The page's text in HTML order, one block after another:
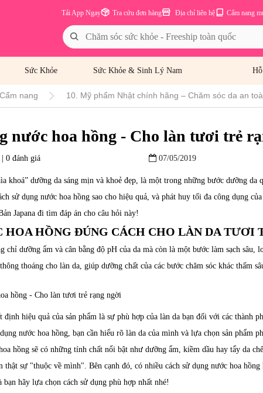
Cẩm nang
Địa chỉ liên hệ
Tra cứu đơn hàng
Tải App Ngay
Sức Khỏe Sức Khỏe & Sinh Lý Nam
Cẩm nang 10. Mỹ phẩm Nhật chính hãng – Chăm sóc da an
nước hoa hồng - Cho làn tươi trẻ
| 0 đánh giá 07/05/2019
khoá” dưỡng da sáng mịn và khoẻ đẹp, là một trong những bước dưỡng da
sử dụng nước hoa hồng sao cho hiệu quả, và phát huy tối đa công dụng
Japana đi tìm đáp án cho câu hỏi này!
HOA HỒNG ĐÚNG CÁCH CHO LÀN DA TƯƠI
chỉ dưỡng ẩm và cân bằng độ pH của da mà còn là một bước làm sạch sâu,
thoáng cho làn da, giúp dưỡng chất của các bước chăm sóc khác thấm
hiệu quả của sản phẩm là sự phù hợp của làn da bạn đối với các thành
nước hoa hồng, bạn cần hiểu rõ làn da của mình và lựa chọn sản phẩm
hồng sẽ có những tính chất nổi bật như dưỡng ẩm, kiềm dầu hay tẩy da
thật sự "thuộc về mình". Bên cạnh đó, có nhiều cách sử dụng nước hoa hồng
hãy lựa chọn cách sử dụng phù hợp nhất nhé!